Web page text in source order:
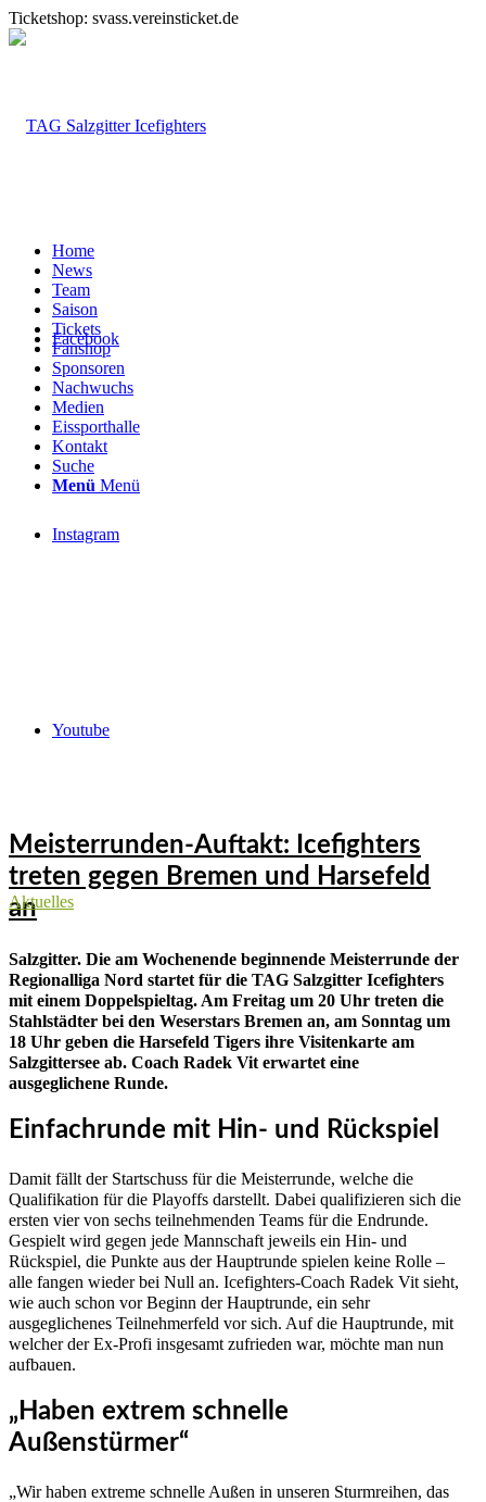
Ticketshop: svass.vereinsticket.de
Facebook
Instagram
Youtube
Home
News
Team
Saison
Tickets
Fanshop
Sponsoren
Nachwuchs
Medien
Eissporthalle
Kontakt
Suche
Menü Menü
Meisterrunden-Auftakt: Icefighters
treten gegen Bremen und Harsefeld
an
Aktuelles
Salzgitter. Die am Wochenende beginnende Meisterrunde der
Regionalliga Nord startet für die TAG Salzgitter Icefighters
mit einem Doppelspieltag. Am Freitag um 20 Uhr treten die
Stahlstädter bei den Weserstars Bremen an, am Sonntag um
18 Uhr geben die Harsefeld Tigers ihre Visitenkarte am
Salzgittersee ab. Coach Radek Vit erwartet eine
ausgeglichene Runde.
Einfachrunde mit Hin- und Rückspiel
Damit fällt der Startschuss für die Meisterrunde, welche die
Qualifikation für die Playoffs darstellt. Dabei qualifizieren sich die
ersten vier von sechs teilnehmenden Teams für die Endrunde.
Gespielt wird gegen jede Mannschaft jeweils ein Hin- und
Rückspiel, die Punkte aus der Hauptrunde spielen keine Rolle –
alle fangen wieder bei Null an. Icefighters-Coach Radek Vit sieht,
wie auch schon vor Beginn der Hauptrunde, ein sehr
ausgeglichenes Teilnehmerfeld vor sich. Auf die Hauptrunde, mit
welcher der Ex-Profi insgesamt zufrieden war, möchte man nun
aufbauen.
„Haben extrem schnelle
Außenstürmer“
„Wir haben extreme schnelle Außen in unseren Sturmreihen, das